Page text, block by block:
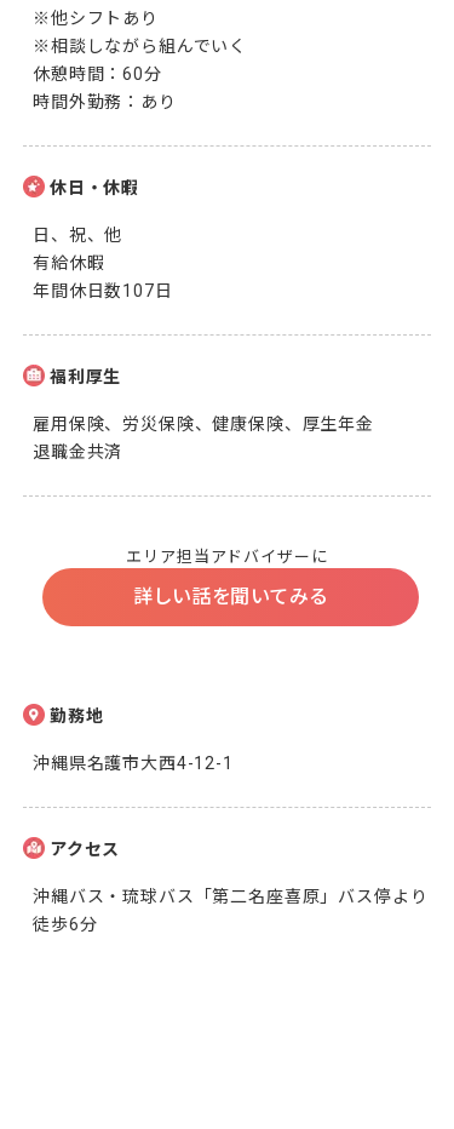
※他シフトあり
※相談しながら組んでいく
休憩時間：60分
時間外勤務：あり
休日・休暇
日、祝、他
有給休暇
年間休日数107日
福利厚生
雇用保険、労災保険、健康保険、厚生年金
退職金共済
エリア担当アドバイザーに
詳しい話を聞いてみる
勤務地
沖縄県名護市大西4-12-1
アクセス
沖縄バス・琉球バス「第二名座喜原」バス停より
徒歩6分